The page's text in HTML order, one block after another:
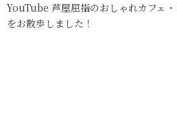
YouTube 芦屋屈指のおしゃれカフェ
をお散歩しました！